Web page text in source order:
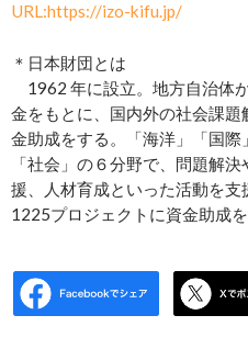
URL:https://izo-kifu.jp/
＊日本財団とは
1962 年に設立。地方自治体
金をもとに、国内外の社会課
金助成をする。「海洋」「国際
「社会」の６分野で、問題解
援、人材育成といった活動を
1225プロジェクトに資金助成を